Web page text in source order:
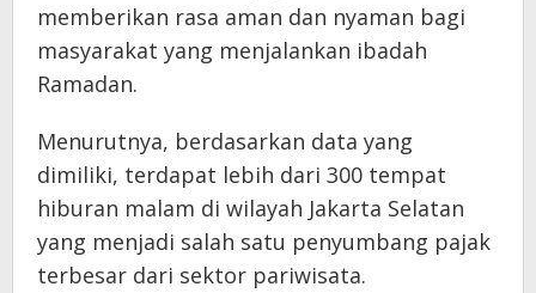
memberikan rasa aman dan nyaman bagi
masyarakat yang menjalankan ibadah
Ramadan.
Menurutnya, berdasarkan data yang
dimiliki, terdapat lebih dari 300 tempat
hiburan malam di wilayah Jakarta Selatan
yang menjadi salah satu penyumbang pajak
terbesar dari sektor pariwisata.